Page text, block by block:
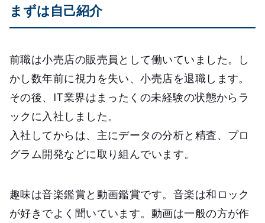
まずは自己紹介
前職は小売店の販売員として働いていました。し
かし数年前に視力を失い、小売店を退職します。
その後、IT業界はまったくの未経験の状態からラ
ックに入社しました。
入社してからは、主にデータの分析と精査、プロ
グラム開発などに取り組んでいます。
趣味は音楽鑑賞と動画鑑賞です。音楽は和ロック
が好きでよく聞いています。動画は一般の方が作